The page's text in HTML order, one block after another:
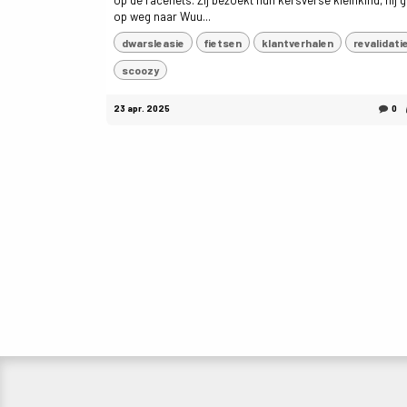
op weg naar Wuu...
dwarsleasie fietsen klantverhalen revalidatie
scoozy
23 apr. 2025 0